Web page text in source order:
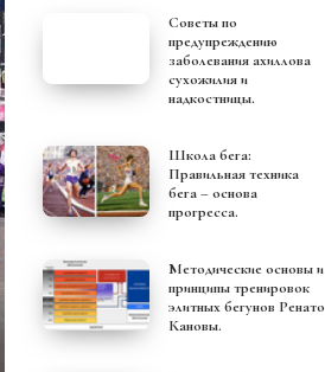
Советы по
предупреждению
заболевания ахиллова
сухожилия и
надкостницы.
Школа бега:
Правильная техника
бега – основа
прогресса.
Методические основы и
принципы тренировок
элитных бегунов Ренато
Кановы.